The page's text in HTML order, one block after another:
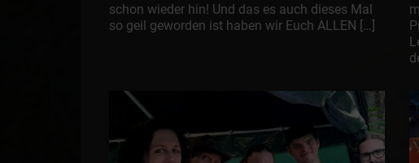
schon wieder hin! Und das es auch dieses Mal
so geil geworden ist haben wir Euch ALLEN […]